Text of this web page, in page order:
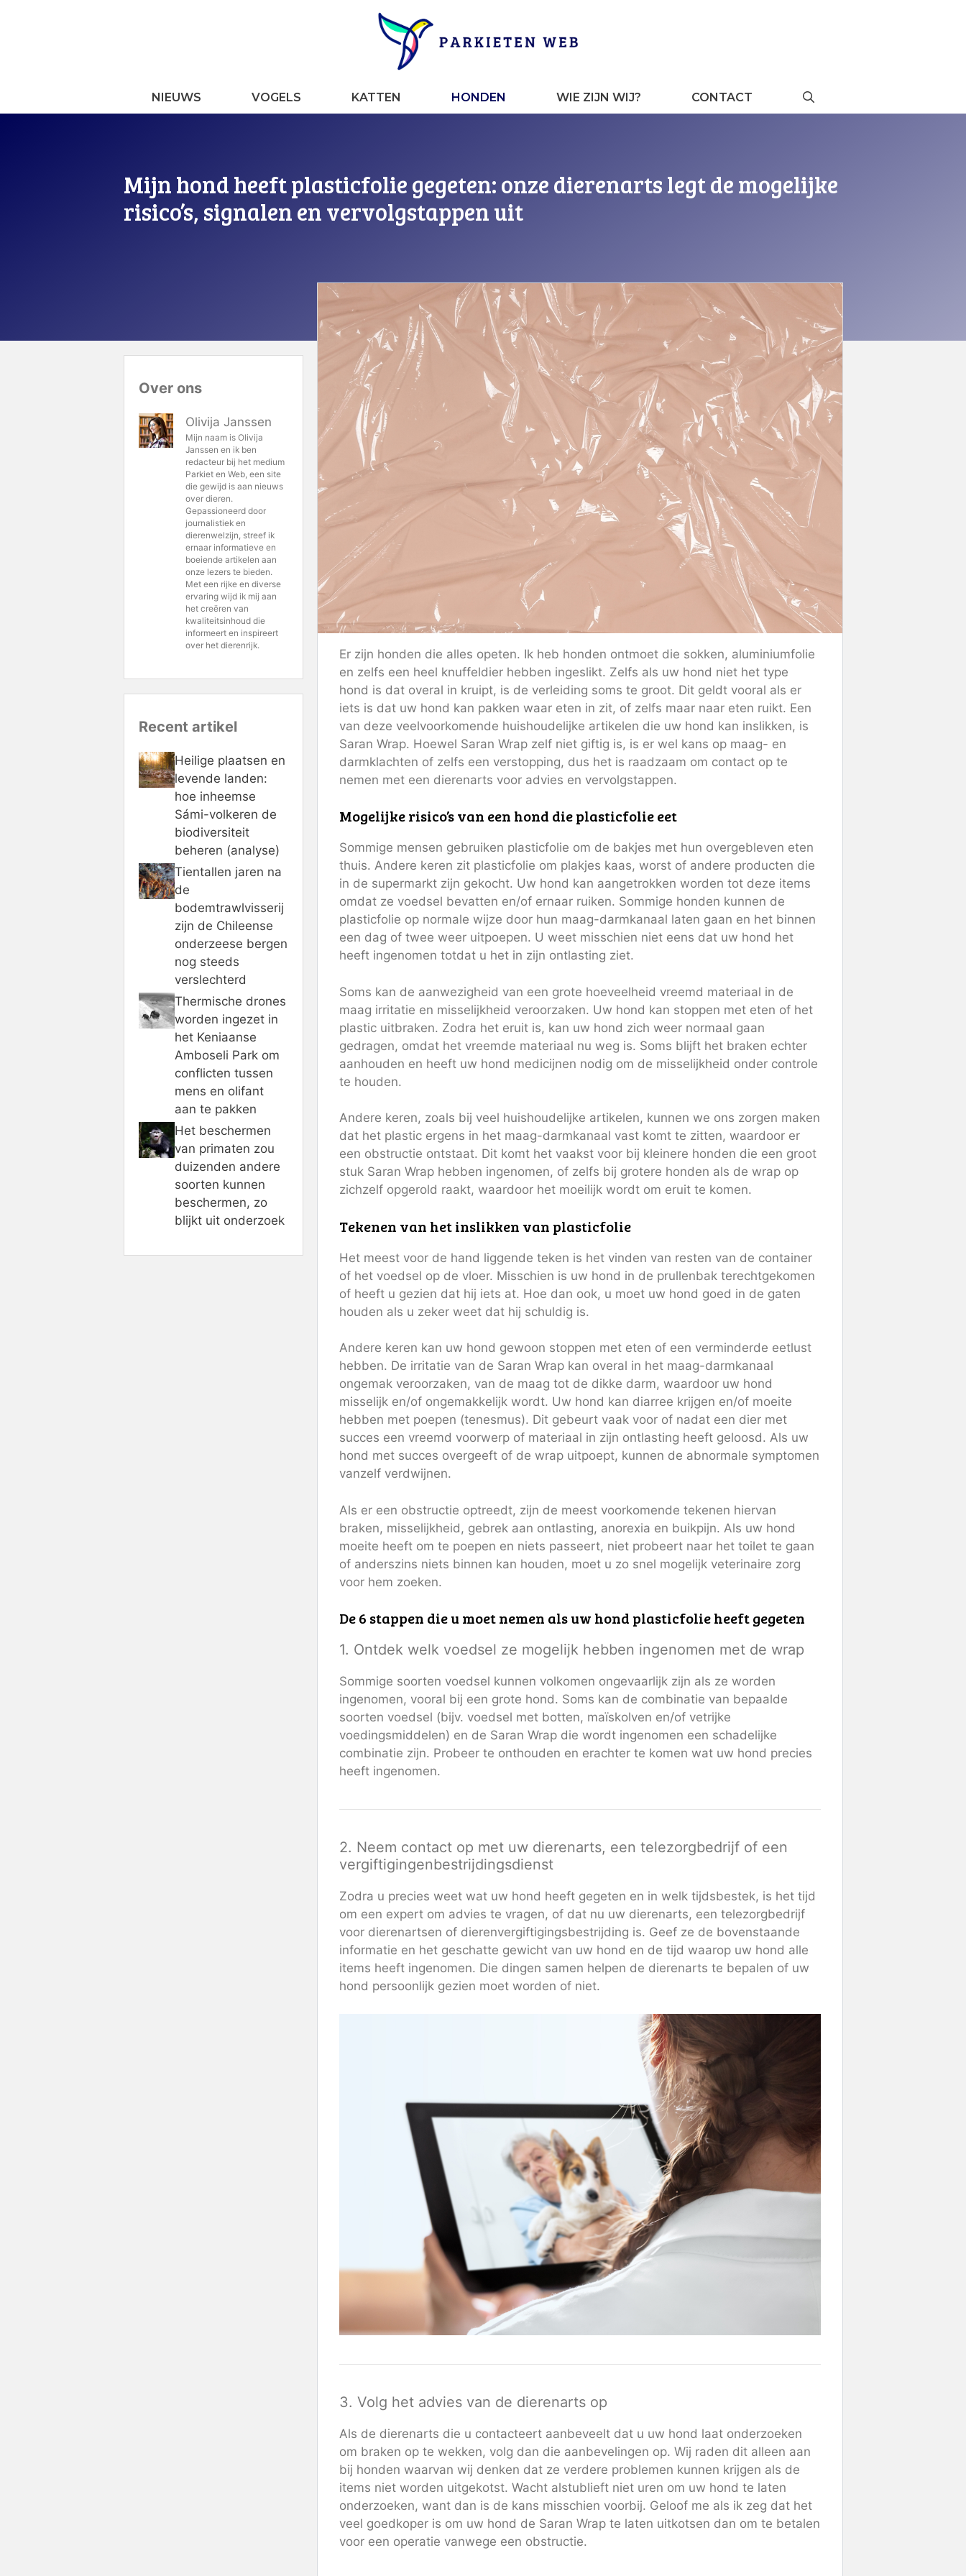
NIEUWS VOGELS KATTEN HONDEN WIE ZIJN WIJ? CONTACT
Mijn hond heeft plasticfolie gegeten: onze dierenarts legt de mogelijke
risico’s, signalen en vervolgstappen uit
Er zijn honden die alles opeten. Ik heb honden ontmoet die sokken, aluminiumfolie
en zelfs een heel knuffeldier hebben ingeslikt. Zelfs als uw hond niet het type
hond is dat overal in kruipt, is de verleiding soms te groot. Dit geldt vooral als er
iets is dat uw hond kan pakken waar eten in zit, of zelfs maar naar eten ruikt. Een
van deze veelvoorkomende huishoudelijke artikelen die uw hond kan inslikken, is
Saran Wrap. Hoewel Saran Wrap zelf niet giftig is, is er wel kans op maag- en
darmklachten of zelfs een verstopping, dus het is raadzaam om contact op te
nemen met een dierenarts voor advies en vervolgstappen.
Mogelijke risico’s van een hond die plasticfolie eet
Sommige mensen gebruiken plasticfolie om de bakjes met hun overgebleven eten
thuis. Andere keren zit plasticfolie om plakjes kaas, worst of andere producten die
in de supermarkt zijn gekocht. Uw hond kan aangetrokken worden tot deze items
omdat ze voedsel bevatten en/of ernaar ruiken. Sommige honden kunnen de
plasticfolie op normale wijze door hun maag-darmkanaal laten gaan en het binnen
een dag of twee weer uitpoepen. U weet misschien niet eens dat uw hond het
heeft ingenomen totdat u het in zijn ontlasting ziet.
Soms kan de aanwezigheid van een grote hoeveelheid vreemd materiaal in de
maag irritatie en misselijkheid veroorzaken. Uw hond kan stoppen met eten of het
plastic uitbraken. Zodra het eruit is, kan uw hond zich weer normaal gaan
gedragen, omdat het vreemde materiaal nu weg is. Soms blijft het braken echter
aanhouden en heeft uw hond medicijnen nodig om de misselijkheid onder controle
te houden.
Andere keren, zoals bij veel huishoudelijke artikelen, kunnen we ons zorgen maken
dat het plastic ergens in het maag-darmkanaal vast komt te zitten, waardoor er
een obstructie ontstaat. Dit komt het vaakst voor bij kleinere honden die een groot
stuk Saran Wrap hebben ingenomen, of zelfs bij grotere honden als de wrap op
zichzelf opgerold raakt, waardoor het moeilijk wordt om eruit te komen.
Tekenen van het inslikken van plasticfolie
Het meest voor de hand liggende teken is het vinden van resten van de container
of het voedsel op de vloer. Misschien is uw hond in de prullenbak terechtgekomen
of heeft u gezien dat hij iets at. Hoe dan ook, u moet uw hond goed in de gaten
houden als u zeker weet dat hij schuldig is.
Andere keren kan uw hond gewoon stoppen met eten of een verminderde eetlust
hebben. De irritatie van de Saran Wrap kan overal in het maag-darmkanaal
ongemak veroorzaken, van de maag tot de dikke darm, waardoor uw hond
misselijk en/of ongemakkelijk wordt. Uw hond kan diarree krijgen en/of moeite
hebben met poepen (tenesmus). Dit gebeurt vaak voor of nadat een dier met
succes een vreemd voorwerp of materiaal in zijn ontlasting heeft geloosd. Als uw
hond met succes overgeeft of de wrap uitpoept, kunnen de abnormale symptomen
vanzelf verdwijnen.
Als er een obstructie optreedt, zijn de meest voorkomende tekenen hiervan
braken, misselijkheid, gebrek aan ontlasting, anorexia en buikpijn. Als uw hond
moeite heeft om te poepen en niets passeert, niet probeert naar het toilet te gaan
of anderszins niets binnen kan houden, moet u zo snel mogelijk veterinaire zorg
voor hem zoeken.
De 6 stappen die u moet nemen als uw hond plasticfolie heeft gegeten
1. Ontdek welk voedsel ze mogelijk hebben ingenomen met de wrap
Sommige soorten voedsel kunnen volkomen ongevaarlijk zijn als ze worden
ingenomen, vooral bij een grote hond. Soms kan de combinatie van bepaalde
soorten voedsel (bijv. voedsel met botten, maïskolven en/of vetrijke
voedingsmiddelen) en de Saran Wrap die wordt ingenomen een schadelijke
combinatie zijn. Probeer te onthouden en erachter te komen wat uw hond precies
heeft ingenomen.
2. Neem contact op met uw dierenarts, een telezorgbedrijf of een
vergiftigingenbestrijdingsdienst
Zodra u precies weet wat uw hond heeft gegeten en in welk tijdsbestek, is het tijd
om een ​​expert om advies te vragen, of dat nu uw dierenarts, een telezorgbedrijf
voor dierenartsen of dierenvergiftigingsbestrijding is. Geef ze de bovenstaande
informatie en het geschatte gewicht van uw hond en de tijd waarop uw hond alle
items heeft ingenomen. Die dingen samen helpen de dierenarts te bepalen of uw
hond persoonlijk gezien moet worden of niet.
3. Volg het advies van de dierenarts op
Als de dierenarts die u contacteert aanbeveelt dat u uw hond laat onderzoeken
om braken op te wekken, volg dan die aanbevelingen op. Wij raden dit alleen aan
bij honden waarvan wij denken dat ze verdere problemen kunnen krijgen als de
items niet worden uitgekotst. Wacht alstublieft niet uren om uw hond te laten
onderzoeken, want dan is de kans misschien voorbij. Geloof me als ik zeg dat het
veel goedkoper is om uw hond de Saran Wrap te laten uitkotsen dan om te betalen
voor een operatie vanwege een obstructie.
Over ons
Olivija Janssen
Mijn naam is Olivija
Janssen en ik ben
redacteur bij het medium
Parkiet en Web, een site
die gewijd is aan nieuws
over dieren.
Gepassioneerd door
journalistiek en
dierenwelzijn, streef ik
ernaar informatieve en
boeiende artikelen aan
onze lezers te bieden.
Met een rijke en diverse
ervaring wijd ik mij aan
het creëren van
kwaliteitsinhoud die
informeert en inspireert
over het dierenrijk.
Recent artikel
Heilige plaatsen en
levende landen:
hoe inheemse
Sámi-volkeren de
biodiversiteit
beheren (analyse)
Tientallen jaren na
de
bodemtrawlvisserij
zijn de Chileense
onderzeese bergen
nog steeds
verslechterd
Thermische drones
worden ingezet in
het Keniaanse
Amboseli Park om
conflicten tussen
mens en olifant
aan te pakken
Het beschermen
van primaten zou
duizenden andere
soorten kunnen
beschermen, zo
blijkt uit onderzoek